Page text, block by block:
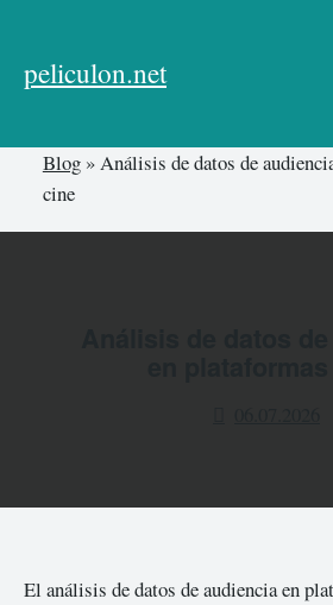
content
peliculon.net
Blog» Análisis de datos de
cine
El análisis de datos de audiencia en